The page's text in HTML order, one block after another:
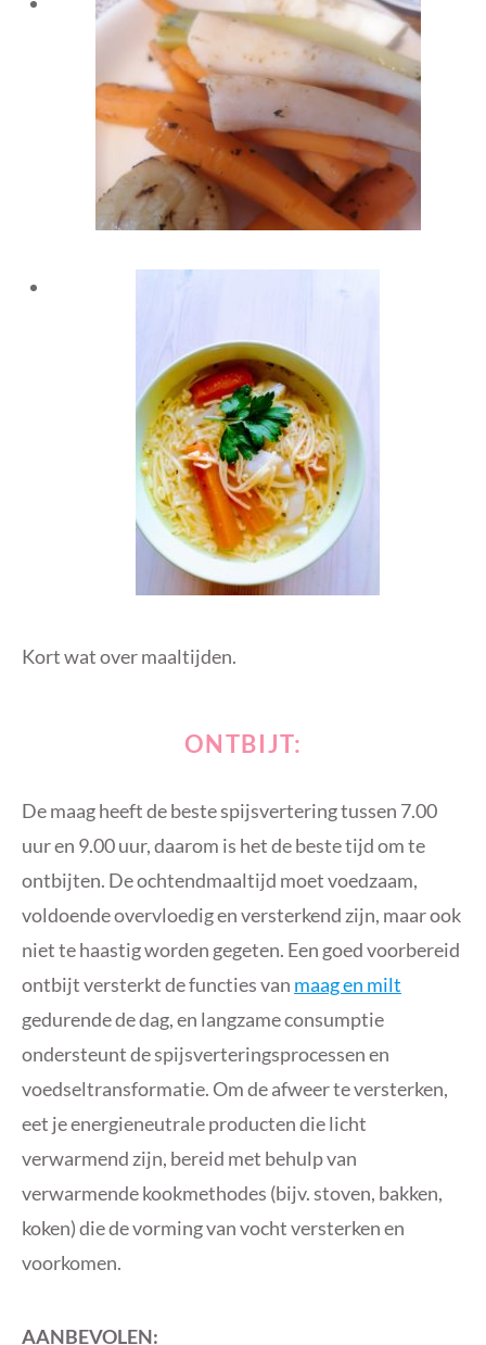
Kort wat over maaltijden.
ONTBIJT:
De maag heeft de beste spijsvertering tussen 7.00
uur en 9.00 uur, daarom is het de beste tijd om te
ontbijten. De ochtendmaaltijd moet voedzaam,
voldoende overvloedig en versterkend zijn, maar ook
niet te haastig worden gegeten. Een goed voorbereid
ontbijt versterkt de functies van maag en milt
gedurende de dag, en langzame consumptie
ondersteunt de spijsverteringsprocessen en
voedseltransformatie. Om de afweer te versterken,
eet je energieneutrale producten die licht
verwarmend zijn, bereid met behulp van
verwarmende kookmethodes (bijv. stoven, bakken,
koken) die de vorming van vocht versterken en
voorkomen.
AANBEVOLEN: